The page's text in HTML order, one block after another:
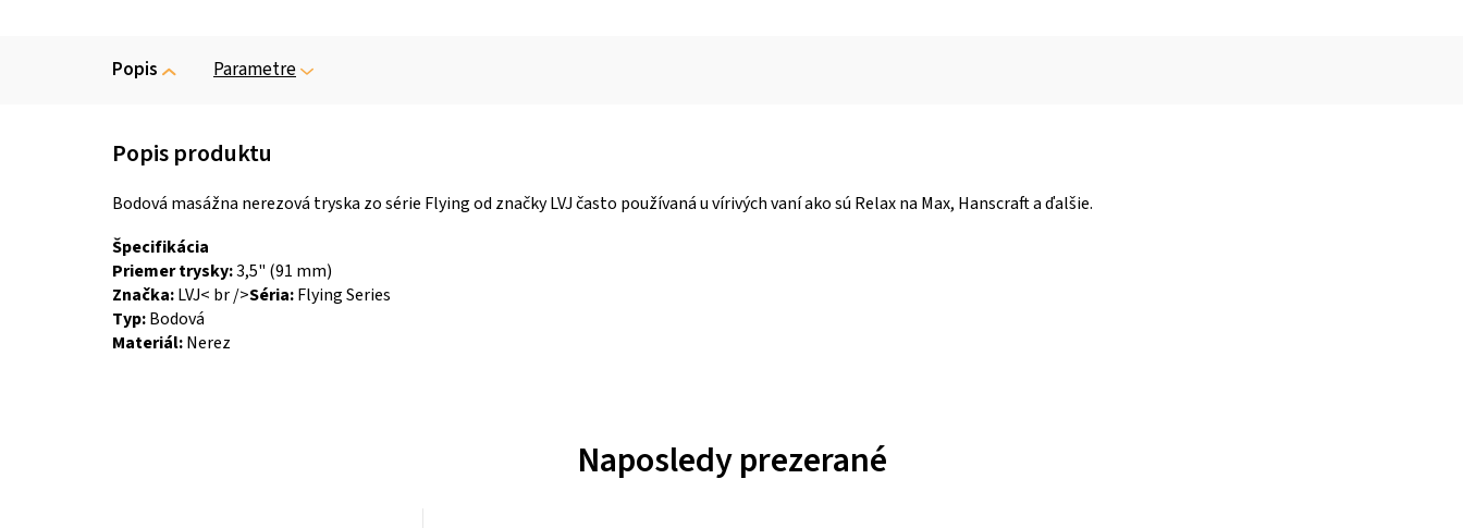
Popis Parametre
Bodová masážna nerezová tryska zo série Flying od značky LVJ často používaná u vírivých vaní ako sú Relax na Max, Hanscraft a ďalšie.
Špecifikácia
Priemer trysky:3,5" (91 mm)
Značka:LVJ< br />Séria:Flying Series
Typ:Bodová
Materiál:Nerez
Naposledy prezerané